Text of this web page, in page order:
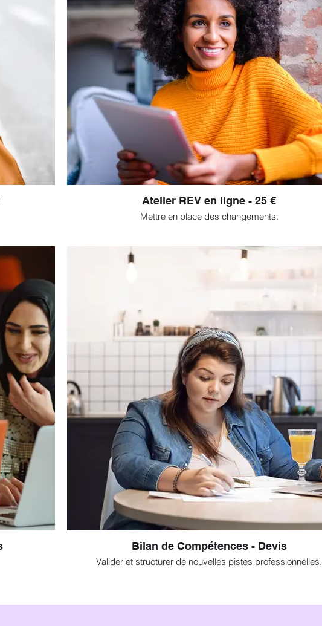
Atelier REV en ligne - 25 €
Mettre en place des changements.
Bilan de Compétences - Devis
Valider et structurer de nouvelles pistes professionnelles.